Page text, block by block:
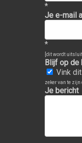
*
Je e-mail
*
[dit wordt
Blijf op de
Vink
zeker van te
Je bericht